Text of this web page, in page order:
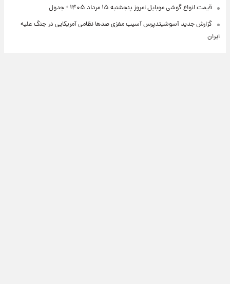
قیمت انواع گوشی موبایل امروز پنجشنبه ۱۵ مرداد ۱۴۰۵ + جدول
گزارش جدید آسوشیتدپرس آسیب مغزی صدها نظامی آمریکایی در جنگ علیه
ایران